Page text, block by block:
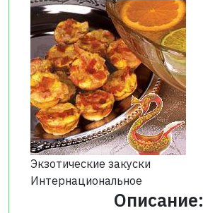
Экзотические закуски
Интернациональное
Описание: